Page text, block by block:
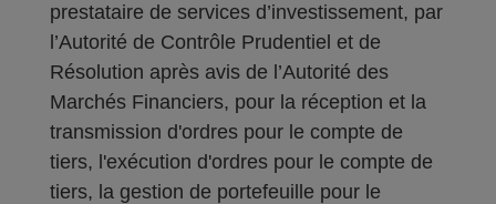
prestataire de services d’investissement, par
l’Autorité de Contrôle Prudentiel et de
Résolution après avis de l’Autorité des
Marchés Financiers, pour la réception et la
transmission d'ordres pour le compte de
tiers, l'exécution d'ordres pour le compte de
tiers, la gestion de portefeuille pour le